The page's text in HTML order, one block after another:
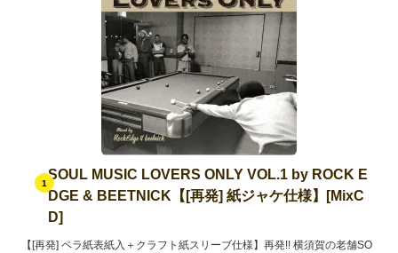
1
SOUL MUSIC LOVERS ONLY VOL.1 by ROCK E
DGE & BEETNICK【[再発] 紙ジャケ仕様】[MixC
D]
【[再発] ペラ紙表紙入＋クラフト紙スリーブ仕様】再発!! 横須賀の老舗SO